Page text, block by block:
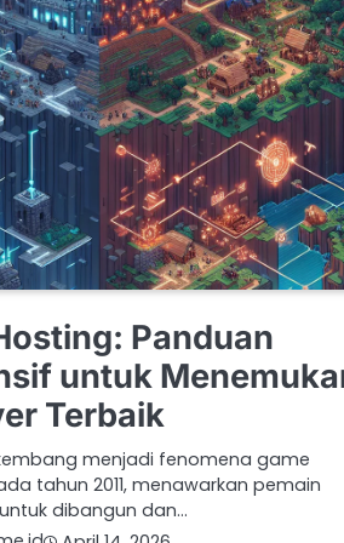
Panduan
untuk
Terbaik
menjadi fenomena game
tahun 2011, menawarkan pemain
dibangun dan…